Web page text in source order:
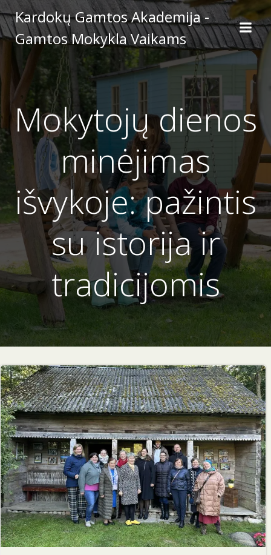
Skip
to
content
Kardokų Gamtos Akademija -
Gamtos Mokykla Vaikams
Mokytojų dienos
minėjimas
išvykoje: pažintis
su istorija ir
tradicijomis